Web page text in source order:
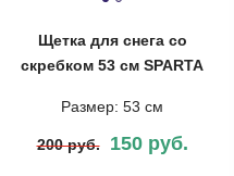
Щетка для снега со
скребком 53 см SPARTA
Размер: 53 см
200 руб. 150 руб.